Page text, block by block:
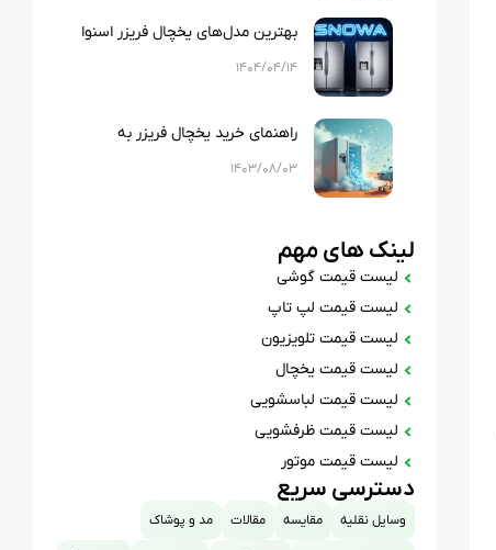
بهترین مدل‌های یخچال فریزر اسنوا
۱۴۰۴/۰۴/۱۴
راهنمای خرید یخچال فریزر به
صورت اقساطی؛ بررسی نکات مهم
۱۴۰۳/۰۸/۰۳
لینک های مهم
لیست قیمت گوشی
لیست قیمت لپ تاپ
لیست قیمت تلویزیون
لیست قیمت یخچال
لیست قیمت لباسشویی
لیست قیمت ظرفشویی
لیست قیمت موتور
دسترسی سریع
وسایل نقلیه مقایسه مقالات مد و پوشاک